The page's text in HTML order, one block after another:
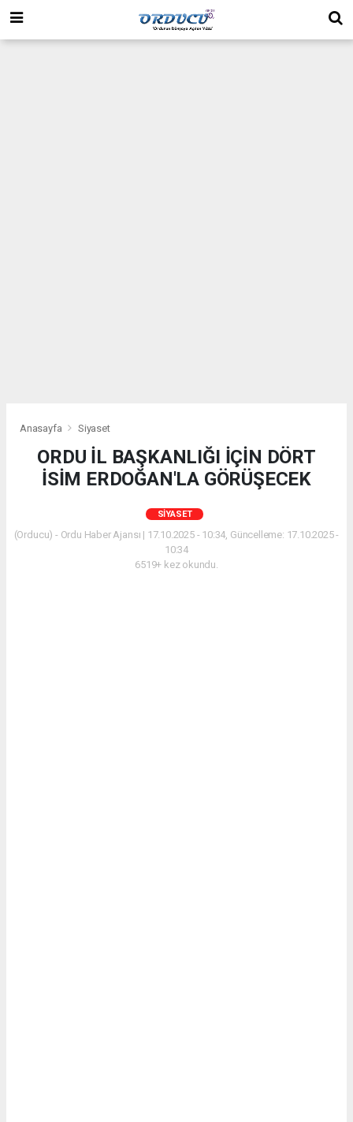
Anasayfa Siyaset
ORDU İL BAŞKANLIĞI İÇİN DÖRT
İSİM ERDOĞAN'LA GÖRÜŞECEK
SIYASET
(Orducu) - Ordu Haber Ajansı | 17.10.2025 - 10:34, Güncelleme: 17.10.2025 -
10:34
6519+ kez okundu.